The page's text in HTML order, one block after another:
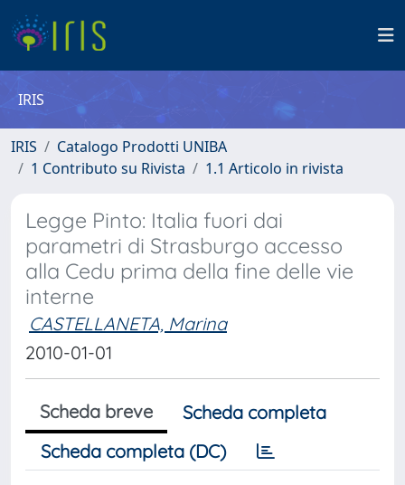
IRIS
IRIS
Catalogo Prodotti UNIBA
1 Contributo su Rivista
1.1 Articolo in rivista
Legge Pinto: Italia fuori dai
parametri di Strasburgo accesso
alla Cedu prima della fine delle vie
interne
CASTELLANETA, Marina
2010-01-01
Scheda breve
Scheda completa
Scheda completa (DC)